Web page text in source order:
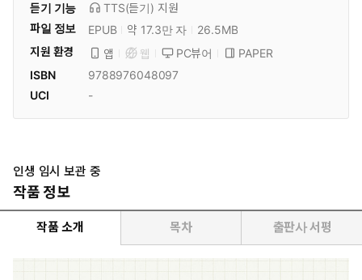
듣기 기능
TTS(듣기) 지원
파일 정보
EPUB 약 17.3만 자
26.5MB
지원 환경
앱 웹 PC뷰어
PAPER
ISBN
9788976048097
UCI
-
인생 임시 보관 중
작품 정보
작품 소개 목차 출판사 서평